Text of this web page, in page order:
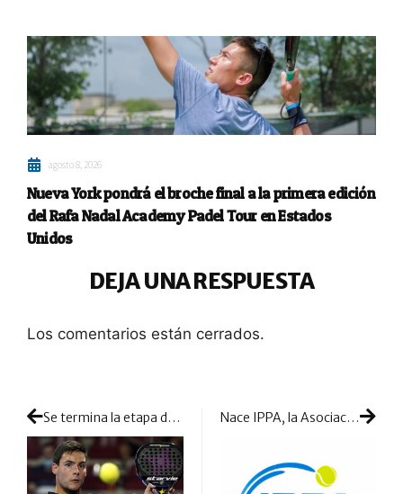
agosto 8, 2026
Nueva York pondrá el broche final a la primera edición
del Rafa Nadal Academy Padel Tour en Estados
Unidos
DEJA UNA RESPUESTA
Los comentarios están cerrados.
Se termina la etapa de Íñigo Zaratiegui en StarVie Nace IPPA, la Asociación Internacional de Jugadoras de Pádel